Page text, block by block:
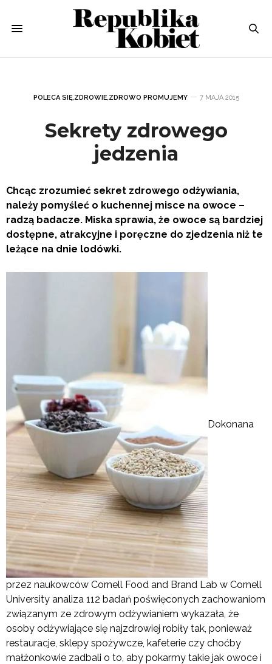
POLECA SIĘ,ZDROWIE,ZDROWO PROMUJEMY 7 MAJA 2015
Sekrety zdrowego
jedzenia
Chcąc zrozumieć sekret zdrowego odżywiania,
należy pomyśleć o kuchennej misce na owoce –
radzą badacze. Miska sprawia, że owoce są bardziej
dostępne, atrakcyjne i poręczne do zjedzenia niż te
leżące na dnie lodówki.
Dokonana
przez naukowców Cornell Food and Brand Lab w Cornell
University analiza 112 badań poświęconych zachowaniom
związanym ze zdrowym odżywianiem wykazała, że
osoby odżywiające się najzdrowiej robiły tak, ponieważ
restauracje, sklepy spożywcze, kafeterie czy choćby
małżonkowie zadbali o to, aby pokarmy takie jak owoce i